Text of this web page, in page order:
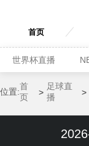
首页
世界杯直播
位置:
首
页
足球直
播